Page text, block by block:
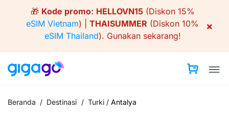
🎁 Kode promo: HELLOVN15(Diskon 15%
eSIM Vietnam) | THAISUMMER (Diskon 10%
eSIM Thailand). Gunakan sekarang!
×
Beranda / Destinasi / Turki / Antalya